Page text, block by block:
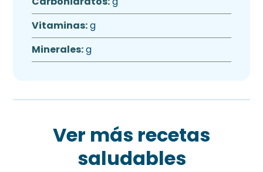
Vitaminas:g
Minerales:g
Ver más recetas
saludables